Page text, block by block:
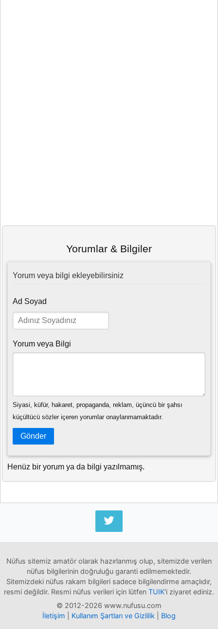
Yorumlar & Bilgiler
Yorum veya bilgi ekleyebilirsiniz
Ad Soyad
Yorum veya Bilgi
Siyasi, küfür, hakaret, propaganda, reklam, üçüncü bir şahsı
küçültücü sözler içeren yorumlar onaylanmamaktadır.
Gönder
Henüz bir yorum ya da bilgi yazılmamış.
Nüfus sitemiz amatör olarak hazırlanmış olup, sitemizde verilen
nüfus bilgilerinin doğruluğu garanti edilmemektedir.
Sitemizdeki nüfus rakam bilgileri sadece bilgilendirme amaçlıdır,
resmi değildir. Resmi nüfus verileri için lütfen TUIK'i ziyaret ediniz.
© 2012-2026 www.nufusu.com
İletişim
Kullanım Şartları ve Gizlilik Blog